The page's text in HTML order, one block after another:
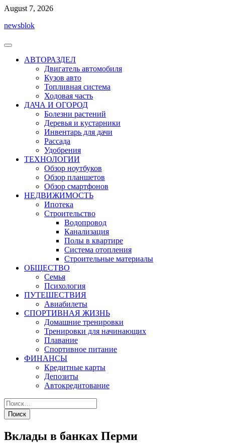
Перейти
содержимому
August 7, 2026
newsblok
АВТОРАЗДЕЛ
Двигатель автомобиля
Кузов авто
Топливная система
Ходовая часть
ДАЧА И ОГОРОД
Болезни растений
Деревья и кустарники
Инвентарь для дачи
Рассада
Удобрения
ТЕХНОЛОГИИ
Обзор ноутбуков
Обзор планшетов
Обзор смартфонов
НЕДВИЖИМОСТЬ
Ипотека
Строительство
Водопровод
Канализация
Полы в квартире
Система отопления
Строительные материалы
ОБЩЕСТВО
Семья
Психология
ПУТЕШЕСТВИЯ
Авиабилеты
СПОРТИВНАЯ ЖИЗНЬ
Домашние тренировки
Тренировки для начинающих
Плавание
Спортивное питание
ФИНАНСЫ
Кредитные карты
Депозиты
Автокредитование
Вклады в банках Перми